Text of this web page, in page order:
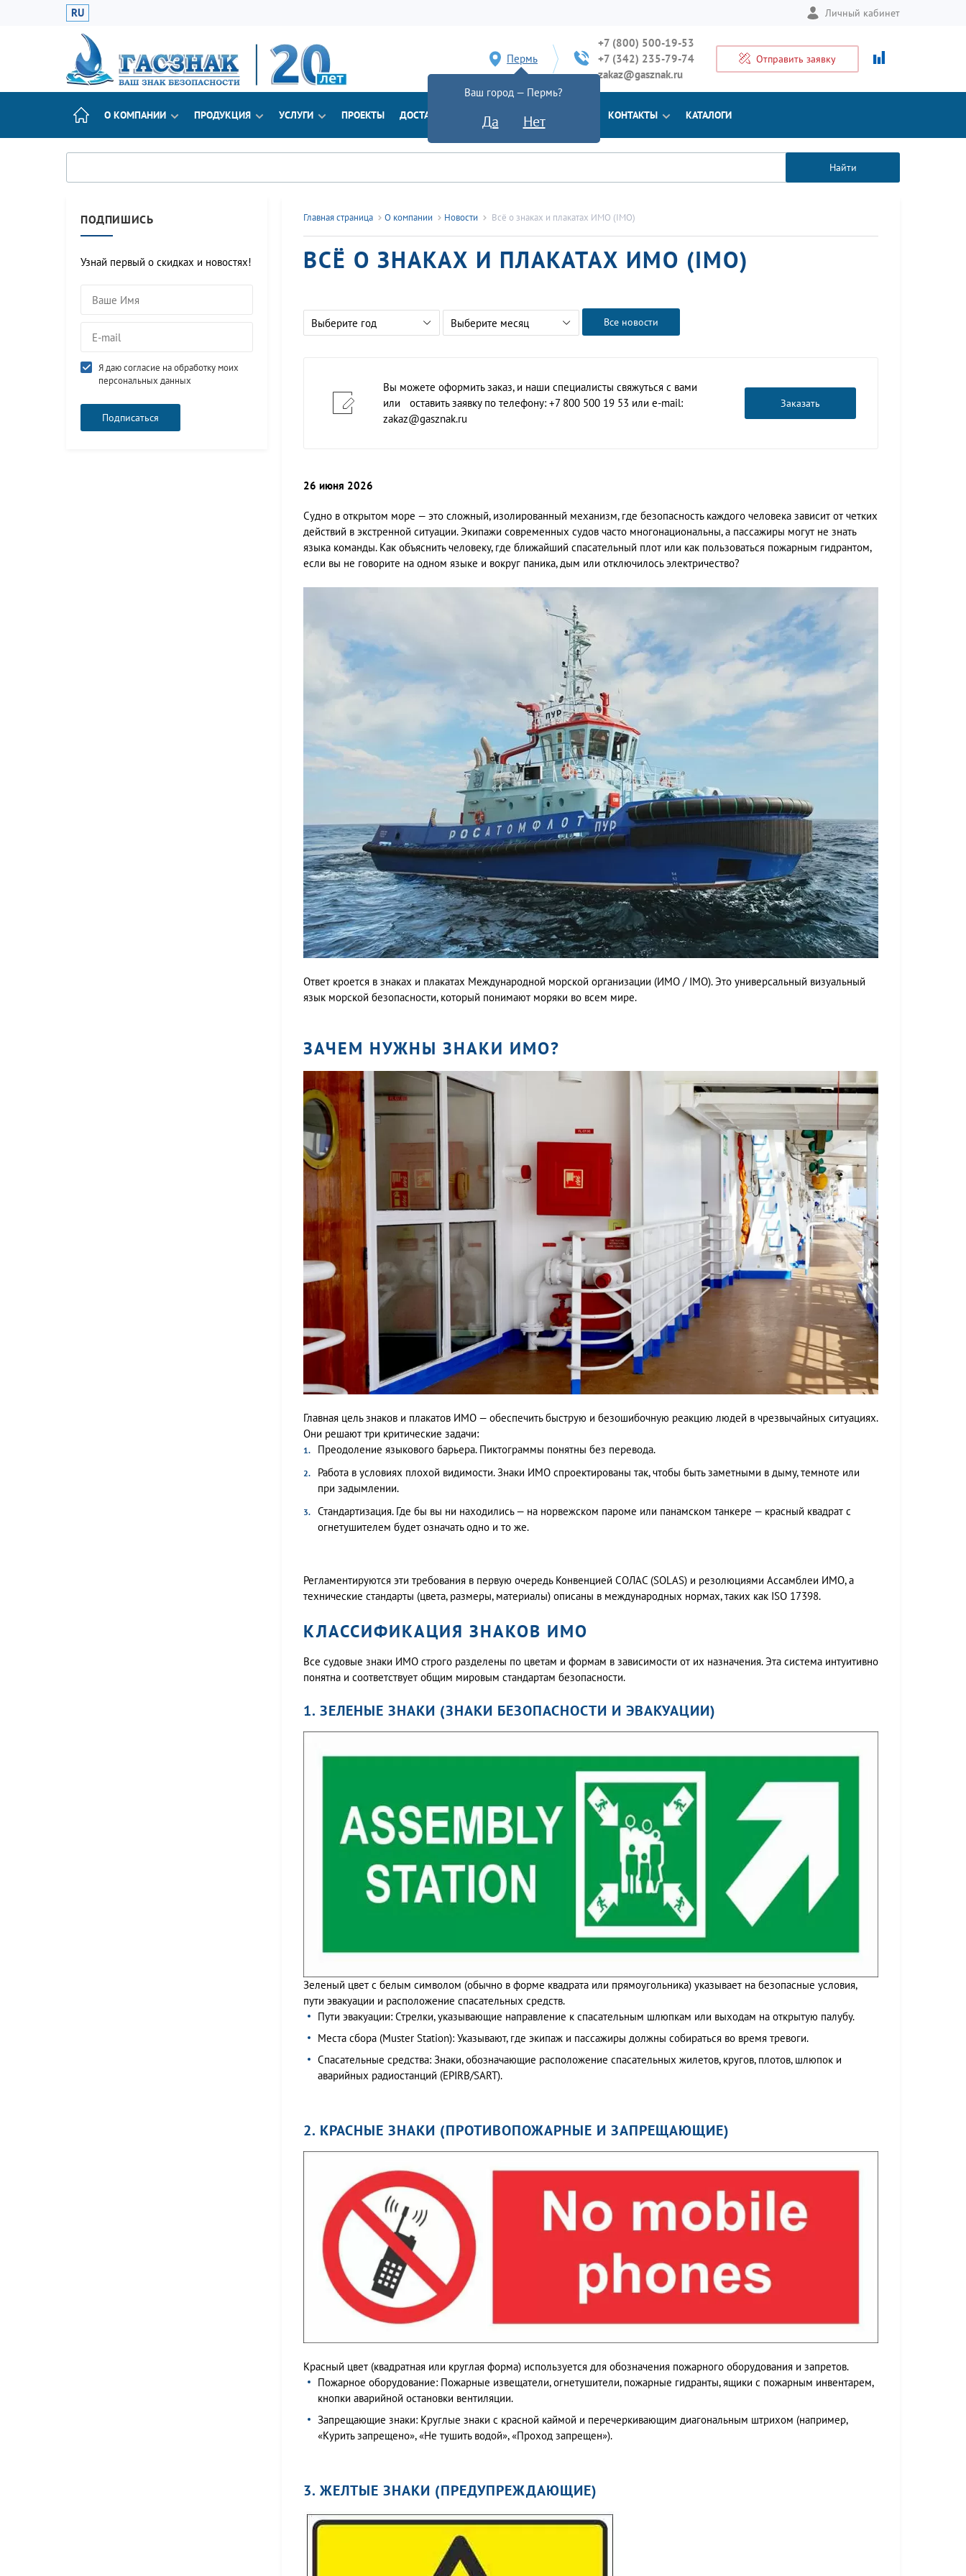
RU Личный кабинет
Пермь
Ваш город — Пермь?
Да Нет
+7 (800) 500-19-53
+7 (342) 235-79-74
zakaz@gasznak.ru
Отправить заявку
О КОМПАНИИ ПРОДУКЦИЯ УСЛУГИ ПРОЕКТЫ ДОСТАВКА ДОКУМЕНТЫ КОНТАКТЫ КАТАЛОГИ
Найти
ПОДПИШИСЬ
Узнай первый о скидках и новостях!
Я даю согласие на обработку моих
персональных данных
Главная страница О компании Новости Всё о знаках и плакатах ИМО (IMO)
ВСЁ О ЗНАКАХ И ПЛАКАТАХ ИМО (IMO)
Выберите год Выберите месяц Все новости
Вы можете оформить заказ, и наши специалисты свяжуться с вами
или оставить заявку по телефону: +7 800 500 19 53 или e-mail:
zakaz@gasznak.ru
Заказать
26 июня 2026
Судно в открытом море — это сложный, изолированный механизм, где безопасность каждого человека зависит от четких
действий в экстренной ситуации. Экипажи современных судов часто многонациональны, а пассажиры могут не знать
языка команды. Как объяснить человеку, где ближайший спасательный плот или как пользоваться пожарным гидрантом,
если вы не говорите на одном языке и вокруг паника, дым или отключилось электричество?
Ответ кроется в знаках и плакатах Международной морской организации (ИМО / IMO). Это универсальный визуальный
язык морской безопасности, который понимают моряки во всем мире.
ЗАЧЕМ НУЖНЫ ЗНАКИ ИМО?
Главная цель знаков и плакатов ИМО — обеспечить быструю и безошибочную реакцию людей в чрезвычайных ситуациях.
Они решают три критические задачи:
Преодоление языкового барьера. Пиктограммы понятны без перевода.
Работа в условиях плохой видимости. Знаки ИМО спроектированы так, чтобы быть заметными в дыму, темноте или
при задымлении.
Стандартизация. Где бы вы ни находились — на норвежском пароме или панамском танкере — красный квадрат с
огнетушителем будет означать одно и то же.
Регламентируются эти требования в первую очередь Конвенцией СОЛАС (SOLAS) и резолюциями Ассамблеи ИМО, а
технические стандарты (цвета, размеры, материалы) описаны в международных нормах, таких как ISO 17398.
КЛАССИФИКАЦИЯ ЗНАКОВ ИМО
Все судовые знаки ИМО строго разделены по цветам и формам в зависимости от их назначения. Эта система интуитивно
понятна и соответствует общим мировым стандартам безопасности.
1. ЗЕЛЕНЫЕ ЗНАКИ (ЗНАКИ БЕЗОПАСНОСТИ И ЭВАКУАЦИИ)
Зеленый цвет с белым символом (обычно в форме квадрата или прямоугольника) указывает на безопасные условия,
пути эвакуации и расположение спасательных средств.
Пути эвакуации: Стрелки, указывающие направление к спасательным шлюпкам или выходам на открытую палубу.
Места сбора (Muster Station): Указывают, где экипаж и пассажиры должны собираться во время тревоги.
Спасательные средства: Знаки, обозначающие расположение спасательных жилетов, кругов, плотов, шлюпок и
аварийных радиостанций (EPIRB/SART).
2. КРАСНЫЕ ЗНАКИ (ПРОТИВОПОЖАРНЫЕ И ЗАПРЕЩАЮЩИЕ)
Красный цвет (квадратная или круглая форма) используется для обозначения пожарного оборудования и запретов.
Пожарное оборудование: Пожарные извещатели, огнетушители, пожарные гидранты, ящики с пожарным инвентарем,
кнопки аварийной остановки вентиляции.
Запрещающие знаки: Круглые знаки с красной каймой и перечеркивающим диагональным штрихом (например,
«Курить запрещено», «Не тушить водой», «Проход запрещен»).
3. ЖЕЛТЫЕ ЗНАКИ (ПРЕДУПРЕЖДАЮЩИЕ)